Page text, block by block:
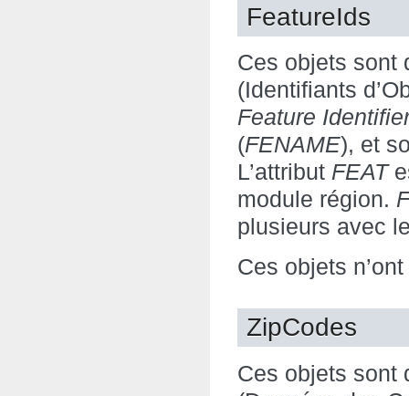
FeatureIds
Ces objets sont
(Identifiants
Feature
(FENAME), et
L’attribut FEAT
module région.
plusieurs avec
Ces objets
ZipCodes
Ces objets sont